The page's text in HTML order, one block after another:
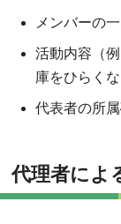
メンバーの
活動内容（
庫をひらくな
代表者の所
代理者によ